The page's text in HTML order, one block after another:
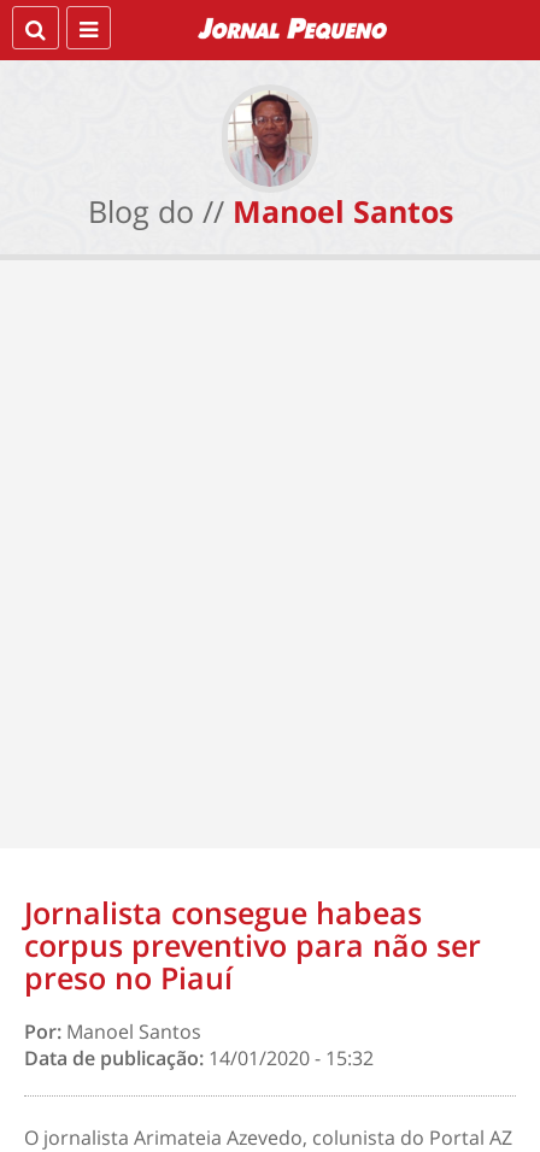
Blog do // Manoel Santos
Jornalista consegue habeas
corpus preventivo para não ser
preso no Piauí
Por: Manoel Santos
Data de publicação: 14/01/2020 - 15:32
O jornalista Arimateia Azevedo, colunista do Portal AZ